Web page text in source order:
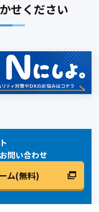
せください
問い合わせ
ム(無料)